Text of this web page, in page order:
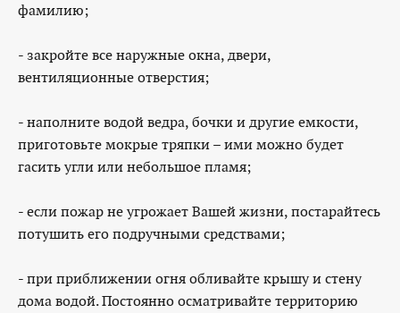
фамилию;
- закройте все наружные окна, двери,
вентиляционные отверстия;
- наполните водой ведра, бочки и другие емкости,
приготовьте мокрые тряпки – ими можно будет
гасить угли или небольшое пламя;
- если пожар не угрожает Вашей жизни, постарайтесь
потушить его подручными средствами;
- при приближении огня обливайте крышу и стену
дома водой. Постоянно осматривайте территорию